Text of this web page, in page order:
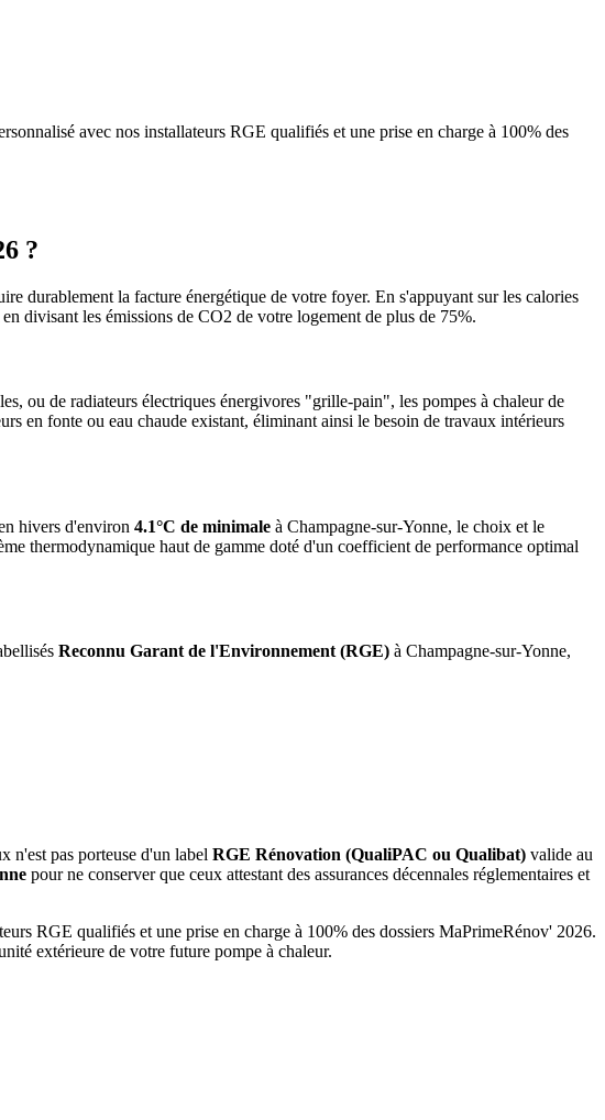
avec nos installateurs RGE qualifiés et une prise en charge à 100% des
?
durablement la facture énergétique de votre foyer. En s'appuyant sur les calories
divisant les émissions de CO2 de votre logement de plus de 75%.
ou de radiateurs électriques énergivores "grille-pain", les pompes à chaleur de
en fonte ou eau chaude existant, éliminant ainsi le besoin de travaux intérieurs
hivers d'environ 4.1°C de minimale à Champagne-sur-Yonne, le choix et le
thermodynamique haut de gamme doté d'un coefficient de performance optimal
Reconnu Garant de l'Environnement (RGE) à Champagne-sur-Yonne,
n'est pas porteuse d'un label RGE Rénovation (QualiPAC ou Qualibat) valide au
pour ne conserver que ceux attestant des assurances décennales réglementaires et
RGE qualifiés et une prise en charge à 100% des dossiers MaPrimeRénov' 2026.
extérieure de votre future pompe à chaleur.